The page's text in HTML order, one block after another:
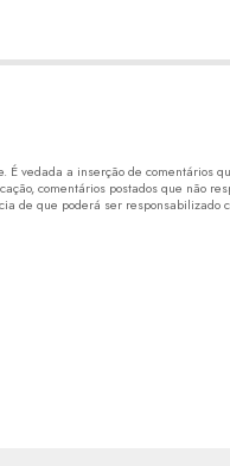
vedada a inserção de comentários
comentários postados que não
de que poderá ser responsabilizado